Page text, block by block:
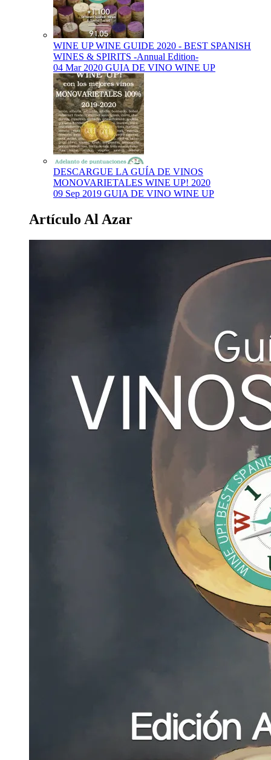
WINE UP WINE GUIDE 2020 - BEST SPANISH
WINES & SPIRITS -Annual Edition-
04 Mar 2020 GUIA DE VINO WINE UP
DESCARGUE LA GUÍA DE VINOS
MONOVARIETALES WINE UP! 2020
09 Sep 2019 GUIA DE VINO WINE UP
Artículo Al Azar